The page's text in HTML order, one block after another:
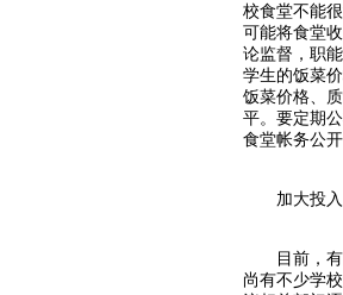
校食堂不能
可能将食堂
论监督，职
学生的饭菜
饭菜价格、
平。要定期
食堂帐务公
加大投入
目前，有
尚有不少学